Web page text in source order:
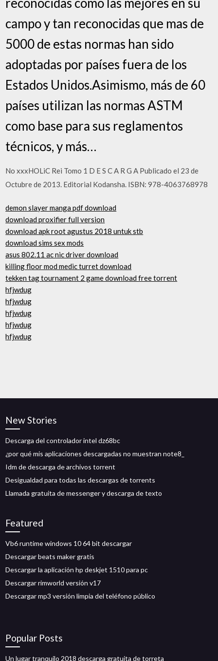
campo y tan reconocidas que mas de
5000 de estas normas han sido
adoptadas por países fuera de los
Estados Unidos.Asimismo, más de 60
países utilizan las normas ASTM
como base para sus reglamentos
técnicos, y más…
No xxxHOLiC Rei Tomo 1 D E S C A R G A Publicado el 23 de
Octubre de 2013. Editorial Kodansha. ISBN: 978-4063768978
demon slayer manga pdf download
download proxifier full version
download apk root agustus 2018 untuk stb
download sims sex mods
asus 802.11 ac nic driver download
killing floor mod medic turret download
tekken tag tournament 2 game download free torrent
hfjwdug
hfjwdug
hfjwdug
hfjwdug
hfjwdug
New Stories
Descarga del controlador intel dz68bc
¿por qué mis aplicaciones descargadas no muestran note8_
Idm de descarga de archivos torrent
Desigualdad para todas las descargas de torrents
Llamada gratuita de messenger y descarga de texto
Featured
Vb6 runtime windows 10 64 bit descargar
Descargar beats maker gratis
Descargar la aplicación hp deskjet 1510 para pc
Descargar rimworld versión v17
Descargar mp3 versión limpia del teléfono público
Popular Posts
Un lugar tranquilo 2018 descarga gratuita de torreta